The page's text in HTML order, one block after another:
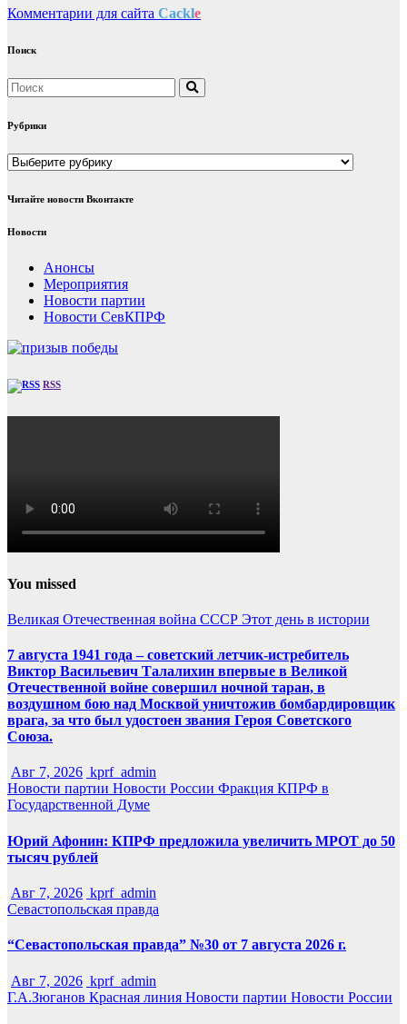
Комментарии для сайта Cackle
Поиск
Рубрики
Рубрики
Читайте новости Вконтакте
Новости
Анонсы
Мероприятия
Новости партии
Новости СевКПРФ
RSS
You missed
Великая Отечественная война СССР Этот день в истории
7 августа 1941 года – советский летчик-истребитель
Виктор Васильевич Талалихин впервые в Великой
Отечественной войне совершил ночной таран, в
воздушном бою над Москвой уничтожив бомбардировщик
врага, за что был удостоен звания Героя Советского
Союза.
Авг 7, 2026 kprf_admin
Новости партии Новости России Фракция КПРФ в
Государственной Думе
Юрий Афонин: КПРФ предложила увеличить МРОТ до 50
тысяч рублей
Авг 7, 2026 kprf_admin
Севастопольская правда
“Севастопольская правда” №30 от 7 августа 2026 г.
Авг 7, 2026 kprf_admin
Г.А.Зюганов Красная линия Новости партии Новости России